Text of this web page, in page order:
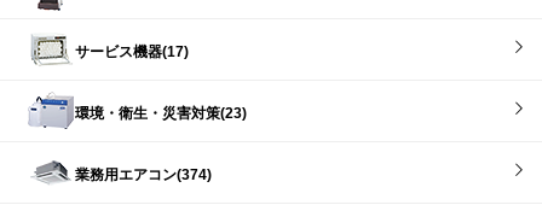
サービス機器(17)
環境・衛生・災害対策(23)
業務用エアコン(374)